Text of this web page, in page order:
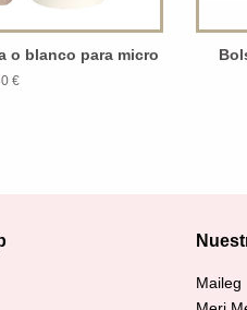
o blanco para micro
€
Maileg